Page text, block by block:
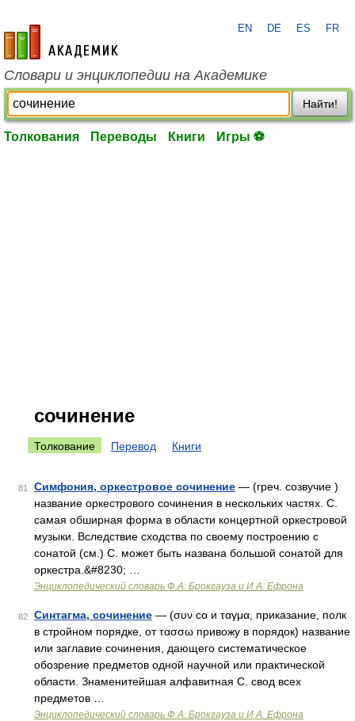
academic.ru
EN DE ES FR
Словари и энциклопедии на Академике
Найти!
Толкования Переводы Книги Игры ⚽
сочинение
Толкование Перевод Книги
81 Симфония, оркестровое сочинение — (греч. созвучие )
название оркестрового сочинения в нескольких частях. С.
самая обширная форма в области концертной оркестровой
музыки. Вследствие сходства по своему построению с
сонатой (см.) С. может быть названа большой сонатой для
оркестра.&#8230; …
Энциклопедический словарь Ф.А. Брокгауза и И.А. Ефрона
82 Синтагма, сочинение — (συν со и ταγμα, приказание, полк
в стройном порядке, от τασσω привожу в порядок) название
или заглавие сочинения, дающего систематическое
обозрение предметов одной научной или практической
области. Знаменитейшая алфавитная С. свод всех
предметов …
Энциклопедический словарь Ф.А. Брокгауза и И.А. Ефрона